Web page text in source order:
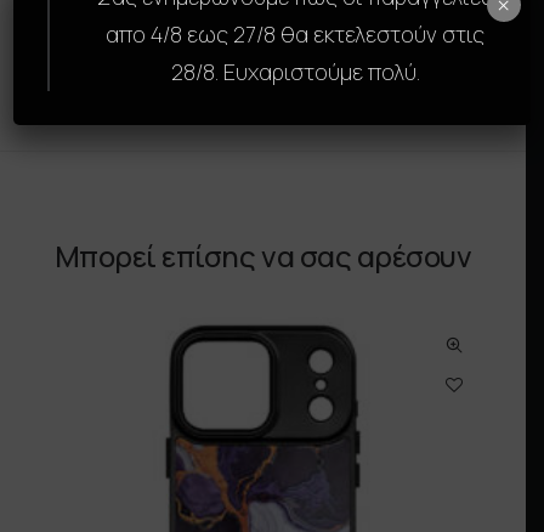
Αναβάθμισε την εμφάνιση και την προστασία
της συσκευής σου με τη SkinCase της GAMS.
Μπορεί επίσης να σας αρέσουν
απο 4/8 εως 27/8 θα εκτελεστούν στις
28/8. Ευχαριστούμε πολύ.